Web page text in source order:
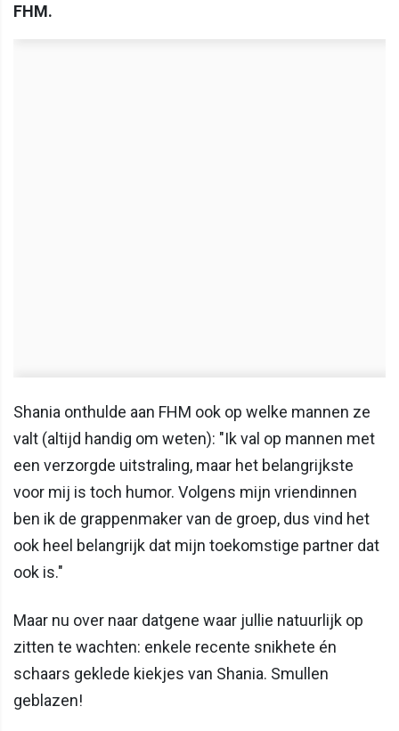
FHM.
Shania onthulde aan FHM ook op welke mannen ze
valt (altijd handig om weten): "Ik val op mannen met
een verzorgde uitstraling, maar het belangrijkste
voor mij is toch humor. Volgens mijn vriendinnen
ben ik de grappenmaker van de groep, dus vind het
ook heel belangrijk dat mijn toekomstige partner dat
ook is."
Maar nu over naar datgene waar jullie natuurlijk op
zitten te wachten: enkele recente snikhete én
schaars geklede kiekjes van Shania. Smullen
geblazen!